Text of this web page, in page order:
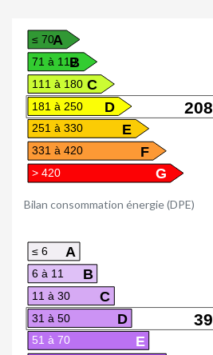
A
≤ 70
B
71 à 110
C
111 à 180
208
D
181 à 250
E
251 à 330
F
331 à 420
G
> 420
Bilan consommation énergie (DPE)
A
≤ 6
B
6 à 11
C
11 à 30
39
D
31 à 50
E
51 à 70